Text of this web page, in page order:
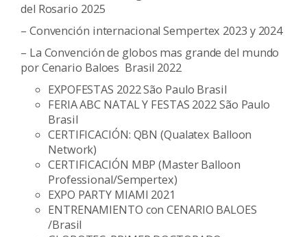
del Rosario 2025
– Convención internacional Sempertex 2023 y 2024
– La Convención de globos mas grande del mundo
por Cenario Baloes Brasil 2022
EXPOFESTAS 2022 São Paulo Brasil
FERIA ABC NATAL Y FESTAS 2022 São Paulo
Brasil
CERTIFICACIÓN: QBN (Qualatex Balloon
Network)
CERTIFICACIÓN MBP (Master Balloon
Professional/Sempertex)
EXPO PARTY MIAMI 2021
ENTRENAMIENTO con CENARIO BALOES
/Brasil